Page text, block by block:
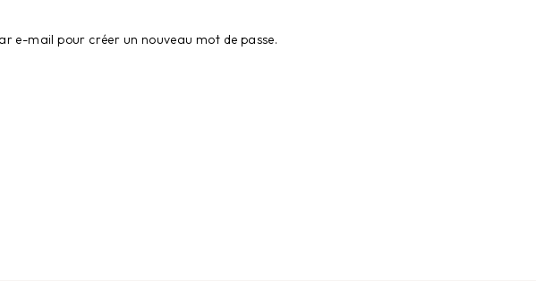
e-mail pour créer un nouveau mot de passe.